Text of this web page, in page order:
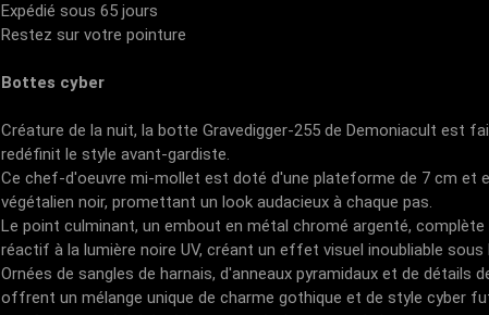
Expédié sous 65 jours
Restez sur votre pointure
Bottes cyber
Créature de la nuit, la botte Gravedigger-255 de Demoniacult est
redéfinit le style avant-gardiste.
Ce chef-d'oeuvre mi-mollet est doté d'une plateforme de 7 cm et
végétalien noir, promettant un look audacieux à chaque pas.
Le point culminant, un embout en métal chromé argenté, complète
réactif à la lumière noire UV, créant un effet visuel inoubliable sous
Ornées de sangles de harnais, d'anneaux pyramidaux et de détails
offrent un mélange unique de charme gothique et de style cyber